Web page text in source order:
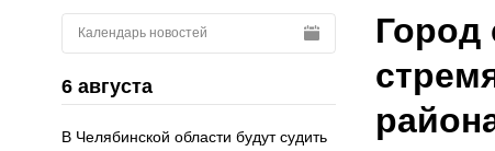
Календарь новостей
6 августа
В Челябинской области будут судить
Город